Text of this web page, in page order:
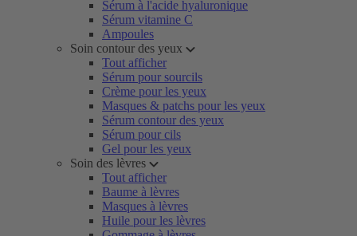
Sérum à l'acide hyaluronique
Sérum vitamine C
Ampoules
Soin contour des yeux
Tout afficher
Sérum pour sourcils
Crème pour les yeux
Masques & patchs pour les yeux
Sérum contour des yeux
Sérum pour cils
Gel pour les yeux
Soin des lèvres
Tout afficher
Baume à lèvres
Masques à lèvres
Huile pour les lèvres